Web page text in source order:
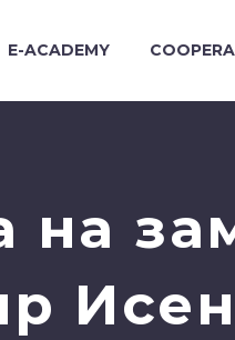
E-ACADEMY
на